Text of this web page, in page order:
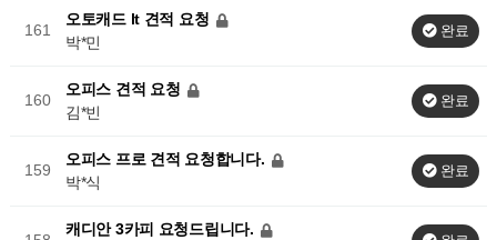
161
오토캐드 lt 견적 요청
박*민
완료
160
오피스 견적 요청
김*빈
완료
159
오피스 프로 견적 요청합니다.
박*식
완료
캐디안 3카피 요청드립니다.